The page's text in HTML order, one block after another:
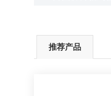
推荐产品